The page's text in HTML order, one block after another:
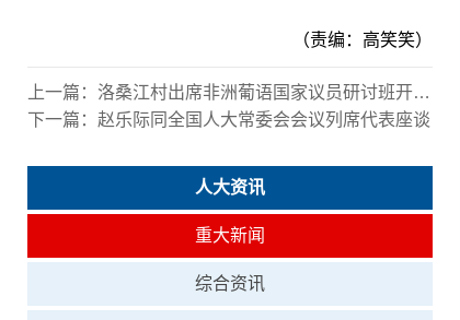
（责编：高笑笑）
上一篇： 洛桑江村出席非洲葡语国家议员研讨班开班式
下一篇： 赵乐际同全国人大常委会会议列席代表座谈
人大资讯
重大新闻
综合资讯